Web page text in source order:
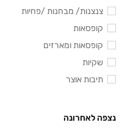
צנצנות/ מבחנות /פחיות
קופסאות
קופסאות ומארזים
שקיות
תיבות אוצר
נצפה לאחרונה